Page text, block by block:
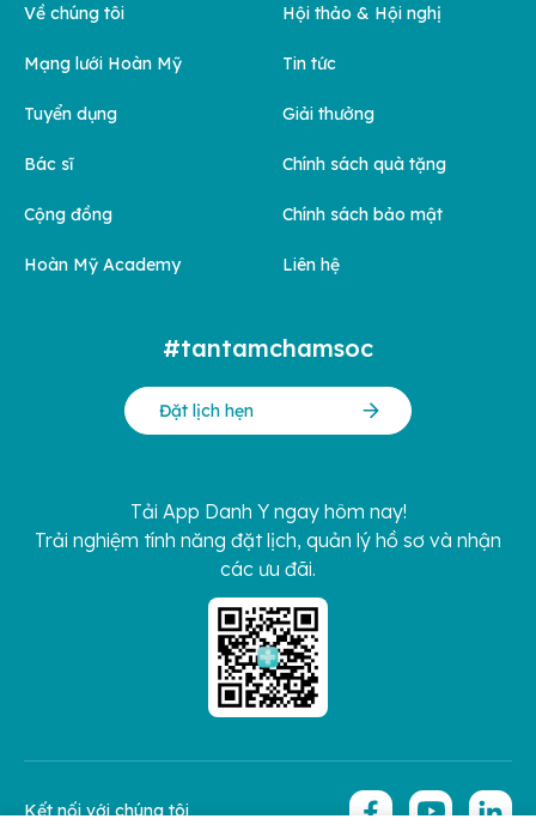
Về chúng tôi
Mạng lưới Hoàn Mỹ
Tuyển dụng
Bác sĩ
Cộng đồng
Hoàn Mỹ Academy
Hội thảo & Hội nghị
Tin tức
Giải thưởng
Chính sách quà tặng
Chính sách bảo mật
Liên hệ
#tantamchamsoc
Đặt lịch hẹn
Tải App Danh Y ngay hôm nay!
Trải nghiệm tính năng đặt lịch, quản lý hồ sơ và nhận
các ưu đãi.
Kết nối với chúng tôi